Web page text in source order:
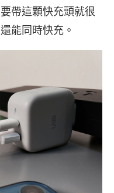
帶這顆快充頭就很
能同時快充。